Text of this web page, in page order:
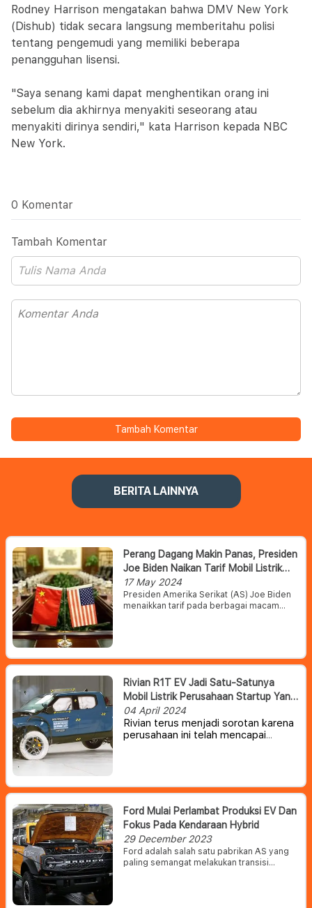
Rodney Harrison mengatakan bahwa DMV New York
(Dishub) tidak secara langsung memberitahu polisi
tentang pengemudi yang memiliki beberapa
penangguhan lisensi.
"Saya senang kami dapat menghentikan orang ini
sebelum dia akhirnya menyakiti seseorang atau
menyakiti dirinya sendiri," kata Harrison kepada NBC
New York.
0 Komentar
Tambah Komentar
Tambah Komentar
BERITA LAINNYA
Perang Dagang Makin Panas, Presiden
Joe Biden Naikan Tarif Mobil Listrik
Asal China
17 May 2024
Presiden Amerika Serikat (AS) Joe Biden
menaikkan tarif pada berbagai macam
Rivian R1T EV Jadi Satu-Satunya
Mobil Listrik Perusahaan Startup Yang
Raih IIHS Top Safety Pick+
04 April 2024
Rivian terus menjadi sorotan karena
perusahaan ini telah mencapai
100,000 unit kendaraan di pabrik
Illinois.
Ford Mulai Perlambat Produksi EV Dan
Fokus Pada Kendaraan Hybrid
29 December 2023
Ford adalah salah satu pabrikan AS yang
paling semangat melakukan transisi